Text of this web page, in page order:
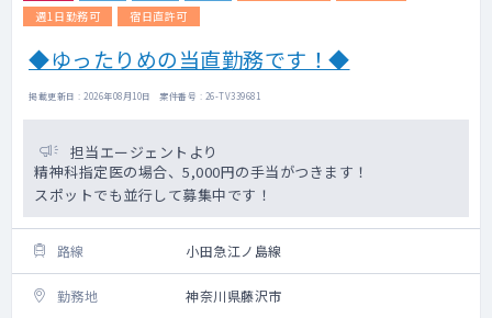
週1日勤務可
宿日直許可
◆ゆったりめの当直勤務です！◆
掲載更新日 : 2026年08月10日 案件番号 : 26-TV339681
担当エージェントより
精神科指定医の場合、5,000円の手当がつきます！
スポットでも並行して募集中です！
路線 小田急江ノ島線
勤務地 神奈川県藤沢市